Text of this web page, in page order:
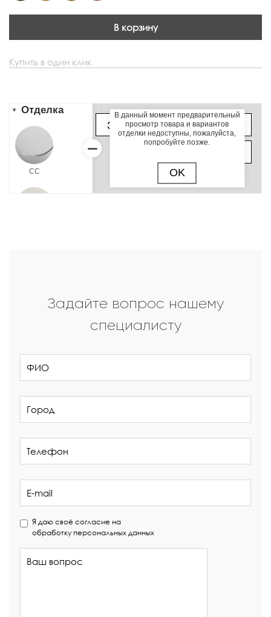
В корзину
Купить в один клик
Задайте вопрос нашему
специалисту
Я даю своё согласие на
обработку персональных данных